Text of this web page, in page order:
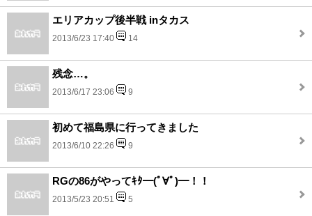
エリアカップ後半戦 inタカス
2013/6/23 17:40 14
残念…。
2013/6/17 23:06 9
初めて福島県に行ってきました
2013/6/10 22:26 9
RGの86がやってｷﾀ━(ﾟ∀ﾟ)━！！
2013/5/23 20:51 5